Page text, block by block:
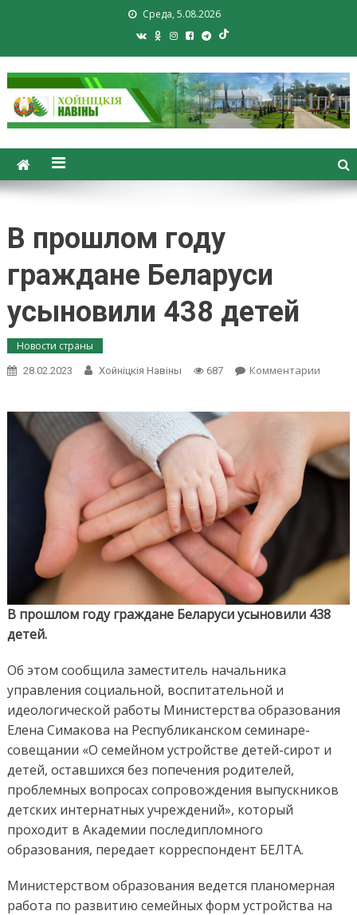
Среда, 5.08.2026
Хойники. Хойнiцкiя навiны.
Новости Хойник. Районная
В прошлом году
граждане Беларуси
усыновили 438 детей
Новости страны
28.02.2023 Хойнiцкiя Навiны 687 Комментарииon
438
В прошлом году граждане Беларуси усыновили 438
детей.
Об этом сообщила заместитель начальника
управления социальной, воспитательной и
идеологической работы Министерства образования
Елена Симакова на Республиканском семинаре-
совещании «О семейном устройстве детей-сирот и
детей, оставшихся без попечения родителей,
проблемных вопросах сопровождения выпускников
детских интернатных учреждений», который
проходит в Академии последипломного
образования, передает корреспондент БЕЛТА.
Министерством образования ведется планомерная
работа по развитию семейных форм устройства на